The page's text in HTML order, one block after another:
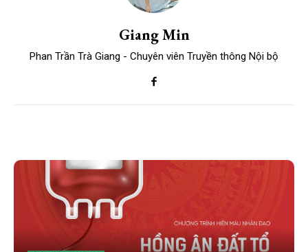
Giang Min
Phan Trần Trà Giang - Chuyên viên Truyền thông Nội bộ